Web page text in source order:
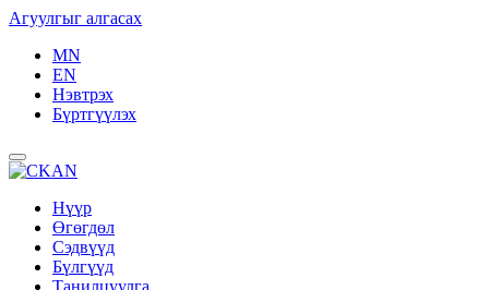
Агуулгыг алгасах
MN
EN
Нэвтрэх
Бүртгүүлэх
Нүүр
Өгөгдөл
Сэдвүүд
Бүлгүүд
Танилцуулга